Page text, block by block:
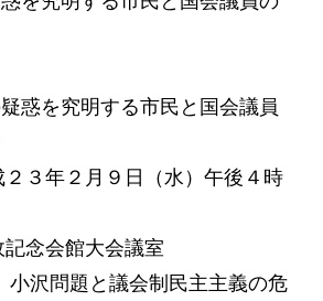
疑惑を究明する市民と国会議員
年２月９日（水）午後４時
会館大会議室
沢問題と議会制民主主義の危